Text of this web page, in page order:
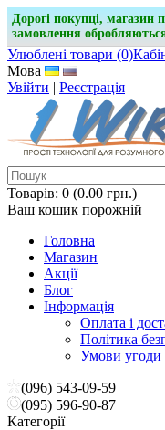
Дорогі покупці, магазин
замовлення
Улюблені товари (0)
Мова
Увійти | Реєстрація
Товарів: 0 (0.00 грн.)
Ваш кошик порожній
Головна
Магазин
Акції
Блог
Інформація
Оплата і
Політика
Умови угоди
(096) 543-09-59
(095) 596-90-87
Категорії